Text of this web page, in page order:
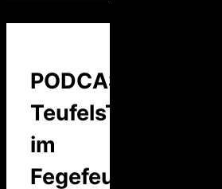
PODCAST:
TeufelsTalk
im
Fegefeuer